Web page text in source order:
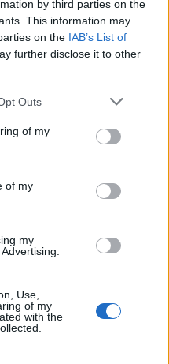
by third parties on the
This information may
on the IAB’s List of
further disclose it to other
uses one or more Google
You may click to
its third-party tags to
purposes in below Google
Outs
of my
of my
my
Use,
of my
with the
Famed Member
στην αεροναυπηγική σε
στήριξης και
πολλά επίπεδα
αλλά ο δρόμος μακρύς.
πετά με αμερικανικούς
οικουμενικό
μεταλλουργία και
το λογισμικό, την ΑΙ κλπ.